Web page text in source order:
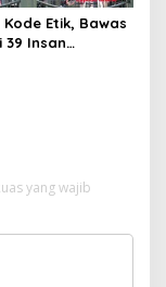
Etik, Bawas
39 Insan
yang wajib